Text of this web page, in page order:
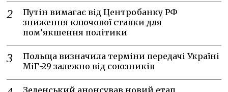
Путін вимагає від Центробанку РФ
зниження ключової ставки для
пом’якшення політики
Польща визначила терміни передачі Україні
МіГ-29 залежно від союзників
Зеленський анонсував новий етап